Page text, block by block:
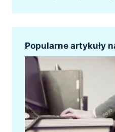
Popularne artykuły